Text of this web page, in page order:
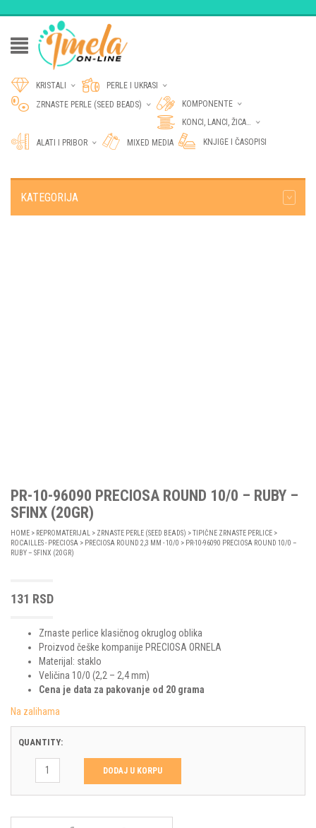
KRISTALI
PERLE I UKRASI
ZRNASTE PERLE (SEED BEADS)
KOMPONENTE
KONCI, LANCI, ŽICA…
ALATI I PRIBOR MIXED MEDIA KNJIGE I ČASOPISI
KATEGORIJA
PR-10-96090 PRECIOSA ROUND 10/0 – RUBY –
SFINX (20GR)
HOME > REPROMATERIJAL > ZRNASTE PERLE (SEED BEADS) >TIPIČNE ZRNASTE PERLICE >
ROCAILLES - PRECIOSA > PRECIOSA ROUND 2,3 MM - 10/0 > PR-10-96090 PRECIOSA ROUND 10/0 –
RUBY – SFINX (20GR)
131 RSD
Zrnaste perlice klasičnog okruglog oblika
Proizvod češke kompanije PRECIOSA ORNELA
Materijal: staklo
Veličina 10/0 (2,2 – 2,4 mm)
Cena je data za pakovanje od 20 grama
Na zalihama
QUANTITY:
DODAJ U KORPU